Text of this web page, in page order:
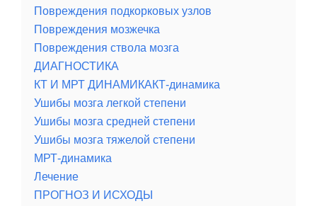
Повреждения подкорковых узлов
Повреждения мозжечка
Повреждения ствола мозга
ДИАГНОСТИКА
КТ И МРТ ДИНАМИКАКТ-динамика
Ушибы мозга легкой степени
Ушибы мозга средней степени
Ушибы мозга тяжелой степени
МРТ-динамика
Лечение
ПРОГНОЗ И ИСХОДЫ